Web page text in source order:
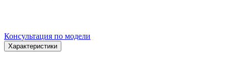
Консультация по модели
Характеристики